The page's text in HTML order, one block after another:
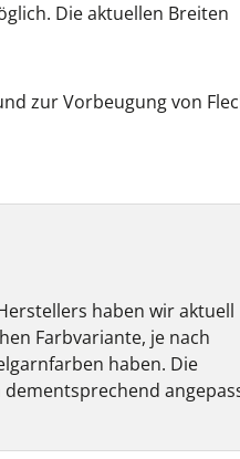
Die aktuellen Breiten
zur Vorbeugung von
haben wir aktuell
Farbvariante, je nach
haben. Die